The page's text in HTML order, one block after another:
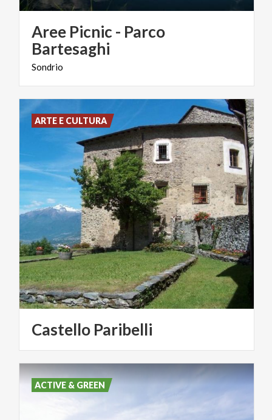
Aree Picnic - Parco
Bartesaghi
Sondrio
Castello Paribelli
ARTE E CULTURA
ACTIVE & GREEN